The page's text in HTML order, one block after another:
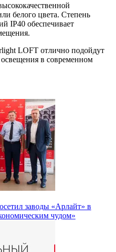
белого цвета. Степень
IP40 обеспечивает
LOFT отлично подойдут
освещения в современном
заводы «Арлайт» в
чудом»